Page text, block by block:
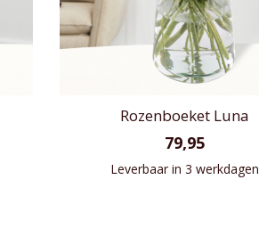
Rozenboeket Luna
79,95
Leverbaar in 3 werkdagen